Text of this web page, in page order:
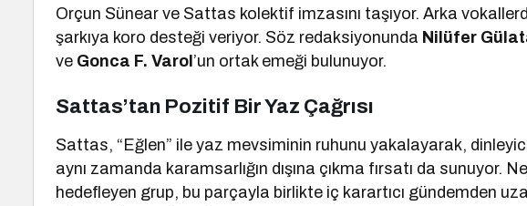
Orçun Sünear ve Sattas kolektif imzasını taşıyor. Arka
şarkıya koro desteği veriyor. Söz redaksiyonunda Nilüfer
ve Gonca F. Varol’un ortak emeği bulunuyor.
Sattas’tan Pozitif Bir Yaz Çağrısı
Sattas, “Eğlen” ile yaz mevsiminin ruhunu yakalayarak,
aynı zamanda karamsarlığın dışına çıkma fırsatı da sunuyor.
hedefleyen grup, bu parçayla birlikte iç karartıcı gündemden